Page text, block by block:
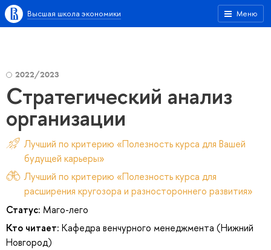
Меню
Высшая школа экономики
2022/2023
Стратегический анализ
организации
Лучший по критерию «Полезность курса для Вашей
будущей карьеры»
Лучший по критерию «Полезность курса для
расширения кругозора и разностороннего развития»
Статус: Маго-лего
Кто читает: Кафедра венчурного менеджмента (Нижний
Новгород)